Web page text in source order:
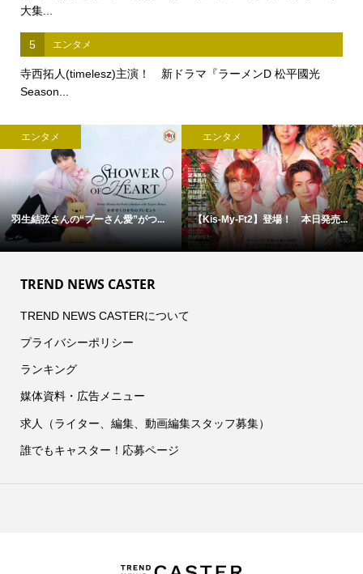
大集...
5 エンタメ
寺西拓人(timelesz)主演！ 新ドラマ『ラーメンD 松平國光
Season...
エンタメ
羽生結弦さんの“プーさん愛”がつ...
エンタメ
【Kis-My-Ft2】登場！ 本日発売...
TREND NEWS CASTER
TREND NEWS CASTERについて
プライバシーポリシー
ランキング
媒体資料・広告メニュー
求人（ライター、編集、動画編集スタッフ募集）
誰でもキャスター！応募ページ